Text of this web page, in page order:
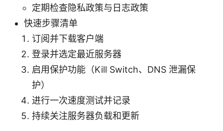
定期检查隐私政策与日志政策
快速步骤清单
订阅并下载客户端
登录并选定最近服务器
启用保护功能（Kill Switch、DNS 泄漏保
护）
进行一次速度测试并记录
持续关注服务器负载和更新